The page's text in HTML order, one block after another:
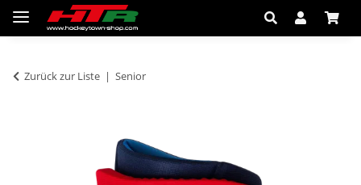
Zurück zur Liste Senior